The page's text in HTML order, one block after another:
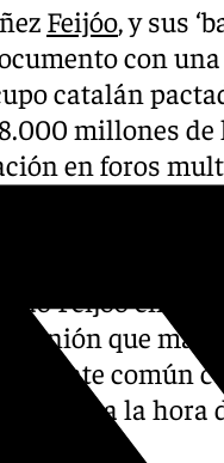
Feijóo, y sus
con
catalán
millones
en foros
y las
Feijóo en
reunión que
frente común
a la hora